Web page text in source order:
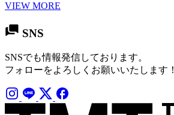
VIEW MORE
SNS
SNSでも情報発信しております。
フォローをよろしくお願いいたします！